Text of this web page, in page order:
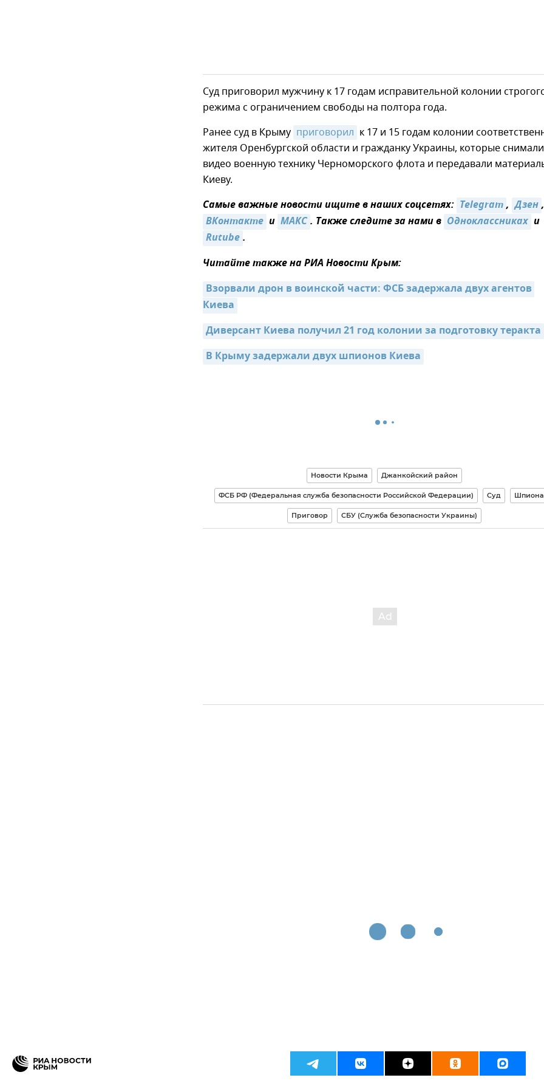
Суд приговорил мужчину к 17 годам исправительной колонии
режима с ограничением свободы на полтора года.
Ранее суд в Крыму приговорил к 17 и 15 годам колонии
жителя Оренбургской области и гражданку Украины, которые
видео военную технику Черноморского флота и передавали
Киеву.
Самые важные новости ищите в наших соцсетях: Telegram, Дзен,
ВКонтакте и MAКС. Также следите за нами в Одноклассниках и
Rutube.
Читайте также на РИА Новости Крым:
Взорвали дрон в воинской части: ФСБ задержала двух агентов
Киева
Диверсант Киева получил 21 год колонии за подготовку теракта
В Крыму задержали двух шпионов Киева
Новости Крыма Джанкойский район
ФСБ РФ (Федеральная служба безопасности Российской Федерации) Суд
Приговор СБУ (Служба безопасности Украины)